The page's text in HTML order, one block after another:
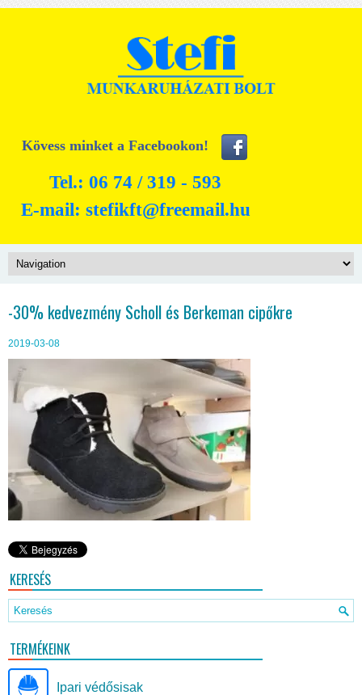
Kövess minket a Facebookon!
Tel.: 06 74 / 319 - 593
E-mail: stefikft@freemail.hu
-30% kedvezmény Scholl és Berkeman cipőkre
2019-03-08
KERESÉS
TERMÉKEINK
Ipari védősisak